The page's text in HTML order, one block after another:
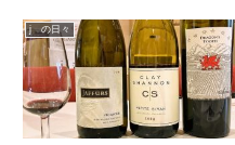
ン・クリマの故ジム・クレンデネ
ンを偲ぶ会に弊社社長のワッシー
とスープルのオーナーソムリエの
鷲谷紀子が参加してきました...
j の日々